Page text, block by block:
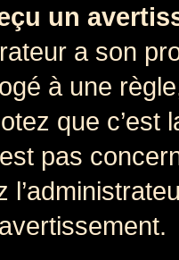
un
a son
à une
que c’est
pas